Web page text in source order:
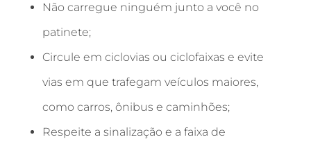
Não carregue ninguém junto a você no
patinete;
Circule em ciclovias ou ciclofaixas e evite
vias em que trafegam veículos maiores,
como carros, ônibus e caminhões;
Respeite a sinalização e a faixa de